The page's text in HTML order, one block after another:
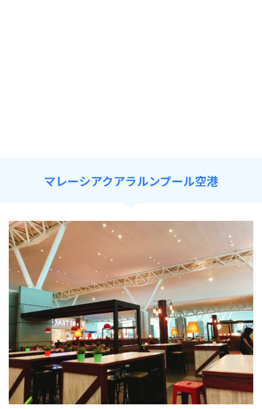
マレーシアクアラルンプール空港